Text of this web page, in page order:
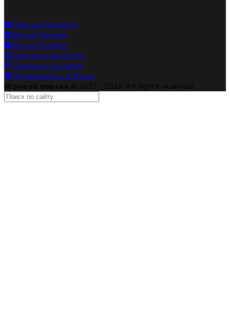
Лайк на Facebook
Мы на Твиттер
Мы на Google+
Смотреть на ютубе
Смотреть на твиче
Подпишитесь в Steam
Игровой портал © 2025 - 2026. All rights reserved